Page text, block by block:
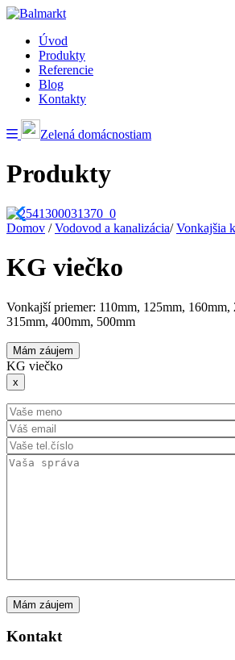
Úvod
Produkty
Referencie
Blog
Kontakty
Zelená domácnostiam
Produkty
Domov / Vodovod a kanalizácia/ Vonkajšia
KG viečko
Vonkajší priemer: 110mm, 125mm, 160mm,
315mm, 400mm, 500mm
Mám záujem
KG viečko
x
Kontakt